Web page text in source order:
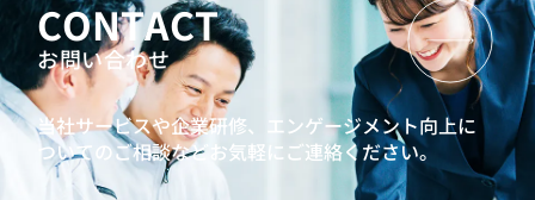
CONTACT
お問い合わせ
当社サービスや企業研修、エンゲージメント向上に
ついてのご相談などお気軽にご連絡ください。